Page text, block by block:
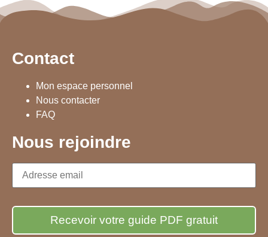
Contact
Mon espace personnel
Nous contacter
FAQ
Nous rejoindre